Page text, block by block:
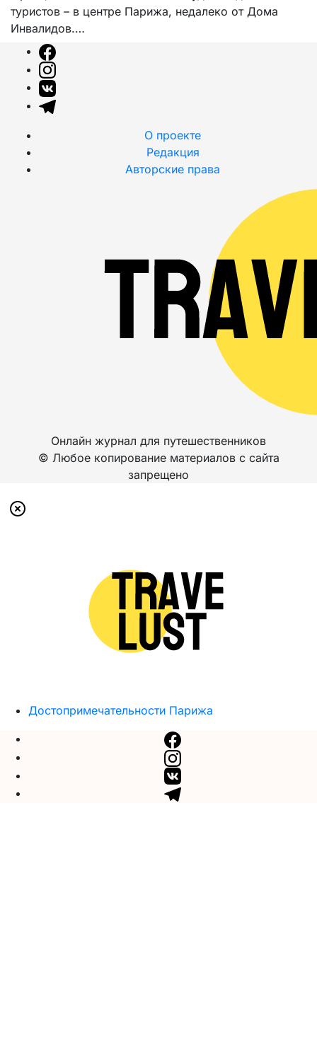
туристов – в центре Парижа, недалеко от Дома
Инвалидов.…
О проекте
Редакция
Авторские права
Онлайн журнал для путешественников
© Любое копирование материалов с сайта
запрещено
Достопримечательности Парижа